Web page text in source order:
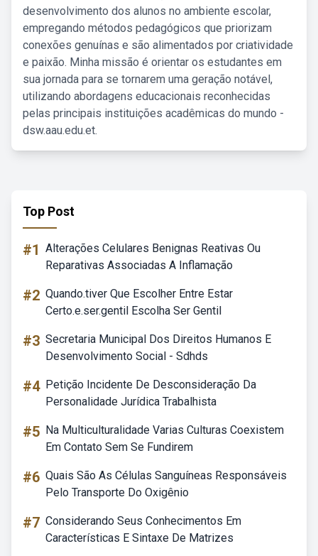
desenvolvimento dos alunos no ambiente escolar,
empregando métodos pedagógicos que priorizam
conexões genuínas e são alimentados por criatividade
e paixão. Minha missão é orientar os estudantes em
sua jornada para se tornarem uma geração notável,
utilizando abordagens educacionais reconhecidas
pelas principais instituições acadêmicas do mundo -
dsw.aau.edu.et.
Top Post
#1 Alterações Celulares Benignas Reativas Ou
Reparativas Associadas A Inflamação
#2 Quando.tiver Que Escolher Entre Estar
Certo.e.ser.gentil Escolha Ser Gentil
#3 Secretaria Municipal Dos Direitos Humanos E
Desenvolvimento Social - Sdhds
#4 Petição Incidente De Desconsideração Da
Personalidade Jurídica Trabalhista
#5 Na Multiculturalidade Varias Culturas Coexistem
Em Contato Sem Se Fundirem
#6 Quais São As Células Sanguíneas Responsáveis
Pelo Transporte Do Oxigênio
#7 Considerando Seus Conhecimentos Em
Características E Sintaxe De Matrizes